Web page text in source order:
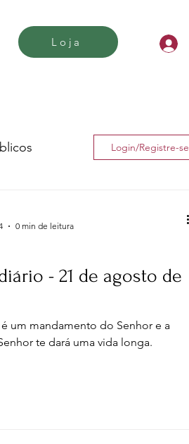
Loja
Login/Registre-se
- 21 de agosto de
um mandamento do Senhor e a
te dará uma vida longa.
0 min de leitura